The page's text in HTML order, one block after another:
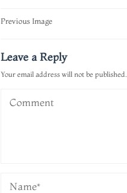
Post
Previous Image
Leave a Reply
Your email address will not be published.